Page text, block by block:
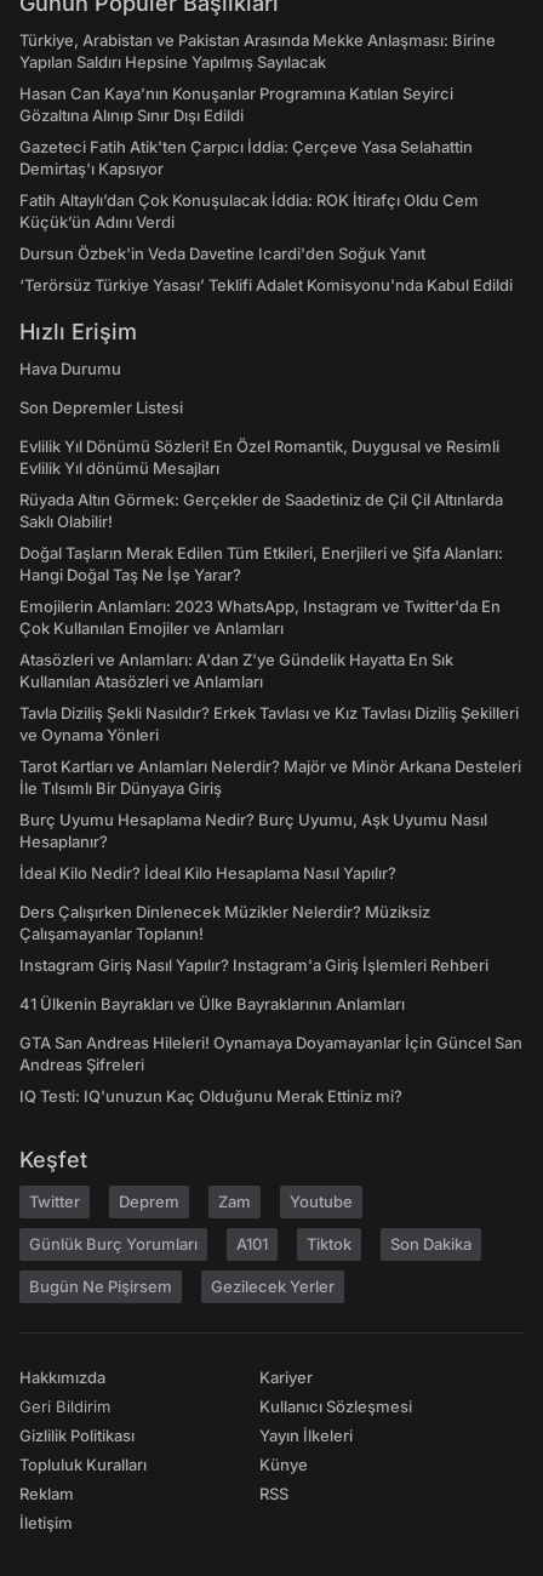
Türkiye, Arabistan ve Pakistan Arasında Mekke Anlaşması: Birine
Yapılan Saldırı Hepsine Yapılmış Sayılacak
Hasan Can Kaya’nın Konuşanlar Programına Katılan Seyirci
Gözaltına Alınıp Sınır Dışı Edildi
Gazeteci Fatih Atik'ten Çarpıcı İddia: Çerçeve Yasa Selahattin
Demirtaş'ı Kapsıyor
Fatih Altaylı’dan Çok Konuşulacak İddia: ROK İtirafçı Oldu Cem
Küçük’ün Adını Verdi
Dursun Özbek'in Veda Davetine Icardi'den Soğuk Yanıt
‘Terörsüz Türkiye Yasası’ Teklifi Adalet Komisyonu'nda Kabul Edildi
Hızlı Erişim
Hava Durumu
Son Depremler Listesi
Evlilik Yıl Dönümü Sözleri! En Özel Romantik, Duygusal ve Resimli
Evlilik Yıl dönümü Mesajları
Rüyada Altın Görmek: Gerçekler de Saadetiniz de Çil Çil Altınlarda
Saklı Olabilir!
Doğal Taşların Merak Edilen Tüm Etkileri, Enerjileri ve Şifa Alanları:
Hangi Doğal Taş Ne İşe Yarar?
Emojilerin Anlamları: 2023 WhatsApp, Instagram ve Twitter'da En
Çok Kullanılan Emojiler ve Anlamları
Atasözleri ve Anlamları: A'dan Z'ye Gündelik Hayatta En Sık
Kullanılan Atasözleri ve Anlamları
Tavla Diziliş Şekli Nasıldır? Erkek Tavlası ve Kız Tavlası Diziliş Şekilleri
ve Oynama Yönleri
Tarot Kartları ve Anlamları Nelerdir? Majör ve Minör Arkana Desteleri
İle Tılsımlı Bir Dünyaya Giriş
Burç Uyumu Hesaplama Nedir? Burç Uyumu, Aşk Uyumu Nasıl
Hesaplanır?
İdeal Kilo Nedir? İdeal Kilo Hesaplama Nasıl Yapılır?
Ders Çalışırken Dinlenecek Müzikler Nelerdir? Müziksiz
Çalışamayanlar Toplanın!
Instagram Giriş Nasıl Yapılır? Instagram'a Giriş İşlemleri Rehberi
41 Ülkenin Bayrakları ve Ülke Bayraklarının Anlamları
GTA San Andreas Hileleri! Oynamaya Doyamayanlar İçin Güncel San
Andreas Şifreleri
IQ Testi: IQ'unuzun Kaç Olduğunu Merak Ettiniz mi?
Keşfet
Twitter Deprem Zam Youtube
Günlük Burç Yorumları A101 Tiktok Son Dakika
Bugün Ne Pişirsem Gezilecek Yerler
Hakkımızda
Geri Bildirim
Gizlilik Politikası
Topluluk Kuralları
Reklam
İletişim
Kariyer
Kullanıcı Sözleşmesi
Yayın İlkeleri
Künye
RSS